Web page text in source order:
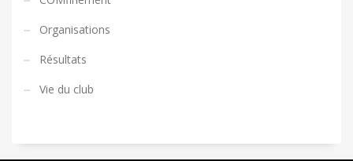
Organisations
Résultats
Vie du club